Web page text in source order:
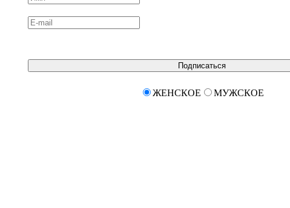
Подписаться
ЖЕНСКОЕ МУЖСКОЕ